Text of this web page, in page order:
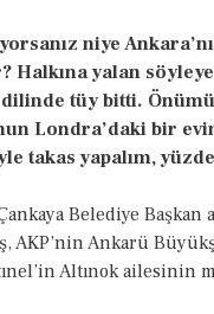
niye
Halkına yalan
dilinde tüy bitti.
Londra’daki bir
takas yapalım,
Belediye
AKP’nin Ankarü
Altınok ailesinin